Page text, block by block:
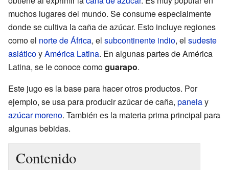
muchos lugares del mundo. Se consume especialmente
donde se cultiva la caña de azúcar. Esto incluye regiones
como el norte de África, el subcontinente indio, el sudeste
asiáticoyAmérica Latina. En algunas partes de América
Latina, se le conoce comoguarapo.
Este jugo es la base para hacer otros productos. Por
ejemplo, se usa para producir azúcar de caña, panelay
azúcar moreno. También es la materia prima principal para
algunas bebidas.
Contenido